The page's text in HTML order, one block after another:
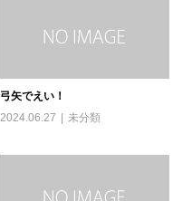
弓矢でえい！
2024.06.27
未分類